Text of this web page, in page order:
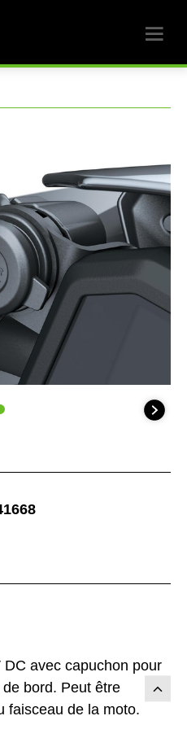
DC avec capuchon pour
bord. Peut être
faisceau de la moto.